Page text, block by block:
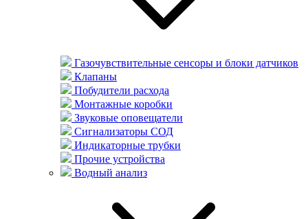
Газочувствительные сенсоры и блоки датчиков
Клапаны
Побудители расхода
Монтажные коробки
Звуковые оповещатели
Сигнализаторы СОД
Индикаторные трубки
Прочие устройства
Водный анализ